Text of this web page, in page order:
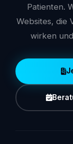
Patienten.
Websites, die
wirken